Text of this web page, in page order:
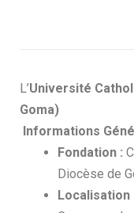
L’Université
Goma)
Informations
Fondation :
Diocèse de
Localisation